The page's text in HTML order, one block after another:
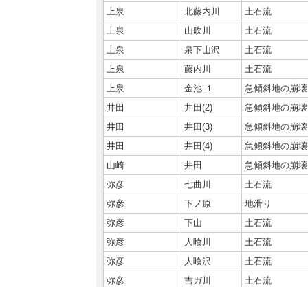
上泉
北藤内川
土石流
上泉
山吹川
土石流
上泉
泉下山沢
土石流
上泉
藤内川
土石流
上泉
金池‐１
急傾斜地の崩壊
井田
井田(2)
急傾斜地の崩壊
井田
井田(3)
急傾斜地の崩壊
井田
井田(4)
急傾斜地の崩壊
山崎
井田
急傾斜地の崩壊
弥彦
七曲川
土石流
弥彦
下ノ原
地滑り
弥彦
下山
土石流
弥彦
人喰川
土石流
弥彦
人喰沢
土石流
弥彦
吉ガ川
土石流